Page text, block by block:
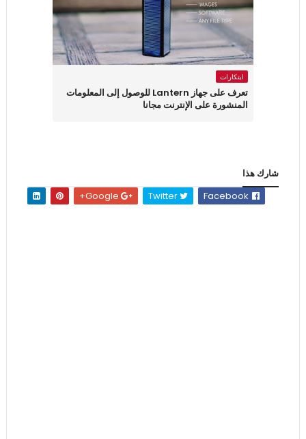
ابتكارات
تعرف على جهاز Lantern للوصول إلى المعلومات
المنشورة على الإنترنت مجانا
شارك هذا
Twitter